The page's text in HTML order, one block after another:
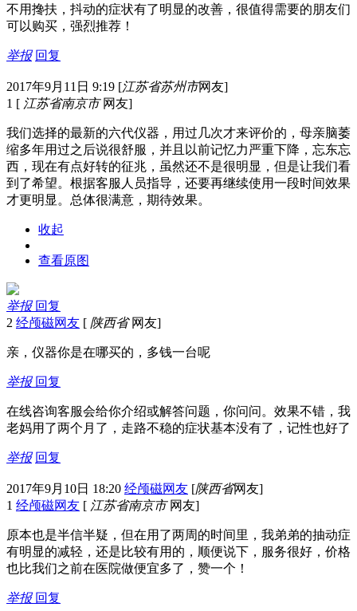
不用搀扶，抖动的症状有了明显的改善，很值得需要的朋友们
可以购买，强烈推荐！
举报 回复
2017年9月11日 9:19 [江苏省苏州市网友]
1 [ 江苏省南京市 网友]
我们选择的最新的六代仪器，用过几次才来评价的，母亲脑萎
缩多年用过之后说很舒服，并且以前记忆力严重下降，忘东忘
西，现在有点好转的征兆，虽然还不是很明显，但是让我们看
到了希望。根据客服人员指导，还要再继续使用一段时间效果
才更明显。总体很满意，期待效果。
收起
查看原图
举报 回复
2 经颅磁网友 [ 陕西省网友]
亲，仪器你是在哪买的，多钱一台呢
举报 回复
在线咨询客服会给你介绍或解答问题，你问问。效果不错，我
老妈用了两个月了，走路不稳的症状基本没有了，记性也好了
举报 回复
2017年9月10日 18:20 经颅磁网友 [陕西省网友]
1 经颅磁网友 [ 江苏省南京市网友]
原本也是半信半疑，但在用了两周的时间里，我弟弟的抽动症
有明显的减轻，还是比较有用的，顺便说下，服务很好，价格
也比我们之前在医院做便宜多了，赞一个！
举报 回复